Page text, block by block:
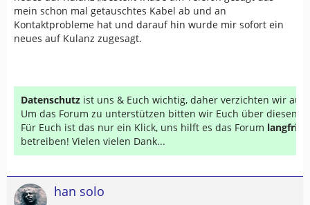
mein schon mal getauschtes Kabel ab und an
Kontaktprobleme hat und darauf hin wurde mir sofort ein
neues auf Kulanz zugesagt.
Datenschutz ist uns & Euch wichtig, daher verzichten wir auf
Um das Forum zu unterstützen bitten wir Euch über diesen
Für Euch ist das nur ein Klick, uns hilft es das Forum
betreiben! Vielen vielen Dank...
han solo